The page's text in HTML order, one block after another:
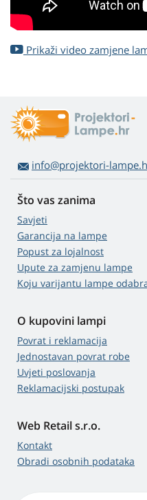
Prikaži video zamjene
info@projektori-
Što vas zanima
Savjeti
Garancija na lampe
Popust za lojalnost
Upute za zamjenu lampe
Koju varijantu lampe
O kupovini lampi
Povrat i reklamacija
Jednostavan povrat robe
Uvjeti poslovanja
Reklamacijski postupak
Web Retail s.r.o.
Kontakt
Obradi osobnih podataka